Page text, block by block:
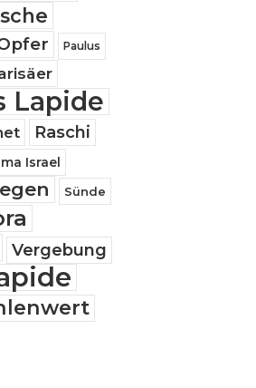
Paulus
Lapide
Raschi
Israel
Sünde
Vergebung